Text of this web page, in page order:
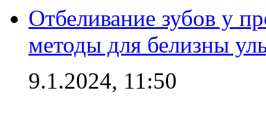
Отбеливание зубов у
методы для белизны
9.1.2024, 11:50